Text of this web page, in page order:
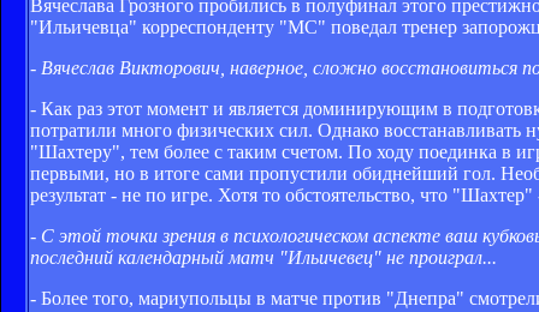
Вячеслава Грозного пробились в полуфинал этого
"Ильичевца" корреспонденту "МС" поведал тренер
- Вячеслав Викторович, наверное, сложно восстановиться
- Как раз этот момент и является доминирующим в
потратили много физических сил. Однако
"Шахтеру", тем более с таким счетом. По ходу поединка в
первыми, но в итоге сами пропустили обиднейший гол.
результат - не по игре. Хотя то обстоятельство, что
- С этой точки зрения в психологическом аспекте ваш
последний календарный матч "Ильичевец" не проиграл...
- Более того, мариупольцы в матче против "Днепра"